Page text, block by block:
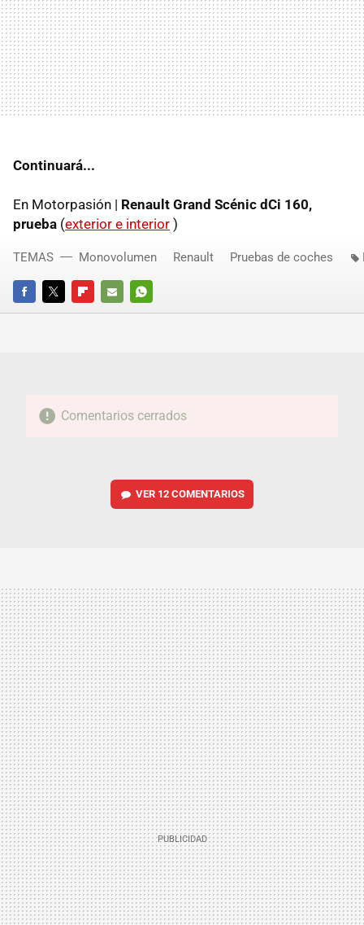
Continuará...
En Motorpasión | Renault Grand Scénic dCi 160,
prueba (exterior e interior )
FACEBOOKTWITTERFLIPBOARD
E-
WHATSAPP
TEMAS Monovolumen Renault Pruebas de coches
Comentarios cerrados
VER 12 COMENTARIOS